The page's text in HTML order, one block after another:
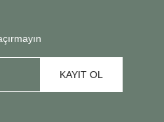
KAYIT OL